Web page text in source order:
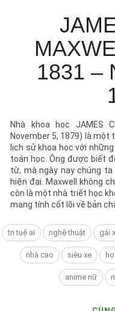
1831 –
Nhà khoa học JAMES
November 5, 1879) là một
lịch sử khoa học với
toán học. Ông được biết
từ, mà ngày nay chúng
hiện đại. Maxwell không
còn là một nhà triết học
mang tính cốt lõi về bản
tri tuệ ai nghệ thuật gái
nhà cao siêu xe
anime nữ